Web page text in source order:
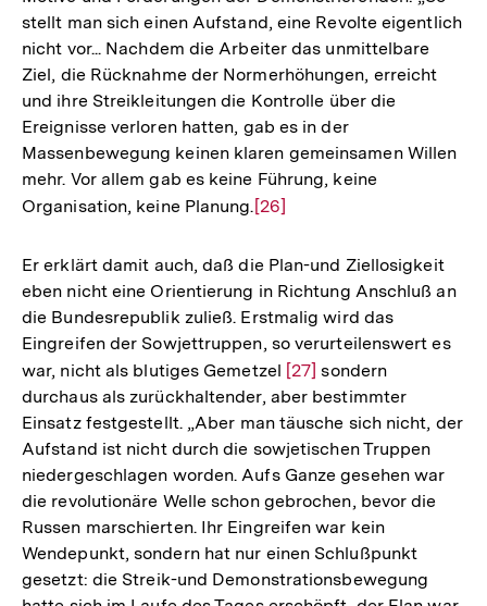
stellt man sich einen Aufstand, eine Revolte eigentlich
nicht vor... Nachdem die Arbeiter das unmittelbare
Ziel, die Rücknahme der Normerhöhungen, erreicht
und ihre Streikleitungen die Kontrolle über die
Ereignisse verloren hatten, gab es in der
Massenbewegung keinen klaren gemeinsamen Willen
mehr. Vor allem gab es keine Führung, keine
Organisation, keine Planung. Zur
der
Fußnote
[26]
Er erklärt damit auch, daß die Plan-und Ziellosigkeit
eben nicht eine Orientierung in Richtung Anschluß an
die Bundesrepublik zuließ. Erstmalig wird das
Eingreifen der Sowjettruppen, so verurteilenswert es
war, nicht als blutiges Gemetzel Zur
Auflösung
der
Fußnote
[27] sondern
durchaus als zurückhaltender, aber bestimmter
Einsatz festgestellt. „Aber man täusche sich nicht, der
Aufstand ist nicht durch die sowjetischen Truppen
niedergeschlagen worden. Aufs Ganze gesehen war
die revolutionäre Welle schon gebrochen, bevor die
Russen marschierten. Ihr Eingreifen war kein
Wendepunkt, sondern hat nur einen Schlußpunkt
gesetzt: die Streik-und Demonstrationsbewegung